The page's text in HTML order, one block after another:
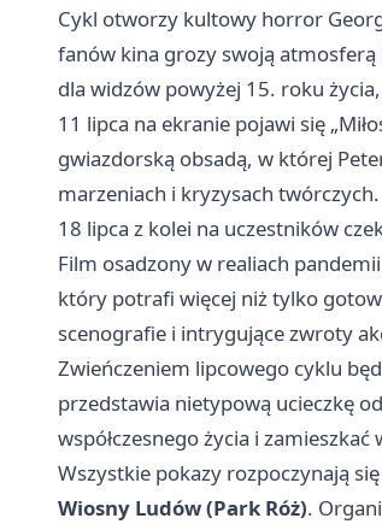
Cykl otworzy kultowy horror
fanów kina grozy swoją atmosferą
dla widzów powyżej 15. roku
11 lipca na ekranie pojawi się
gwiazdorską obsadą, w której
marzeniach i kryzysach twórczych.
18 lipca z kolei na uczestników
Film osadzony w realiach
który potrafi więcej niż tylko
scenografie i intrygujące zwroty
Zwieńczeniem lipcowego cyklu
przedstawia nietypową ucieczkę
współczesnego życia i
Wszystkie pokazy rozpoczynają
Wiosny Ludów (Park Róż).